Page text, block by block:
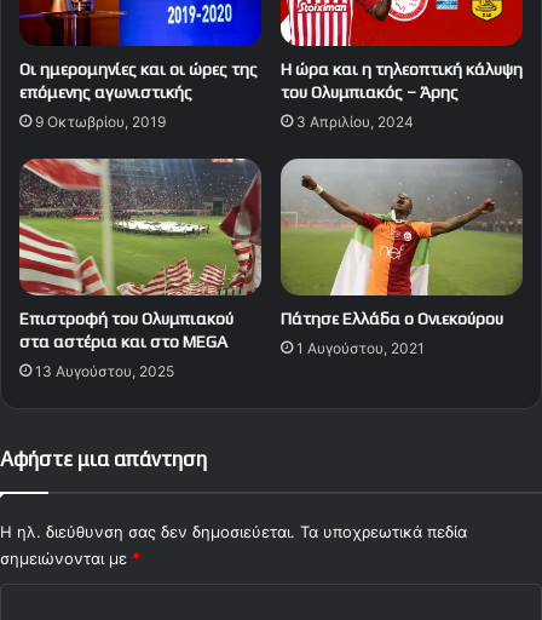
Οι ημερομηνίες και οι ώρες της
επόμενης αγωνιστικής
9 Οκτωβρίου, 2019
Η ώρα και η τηλεοπτική κάλυψη
του Ολυμπιακός – Άρης
3 Απριλίου, 2024
Επιστροφή του Ολυμπιακού
στα αστέρια και στο MEGA
13 Αυγούστου, 2025
Πάτησε Ελλάδα ο Ονιεκούρου
1 Αυγούστου, 2021
Αφήστε μια απάντηση
Η ηλ. διεύθυνση σας δεν δημοσιεύεται. Τα υποχρεωτικά πεδία
σημειώνονται με *